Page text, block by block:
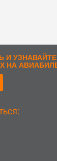
И
НА
тип и версия
какие
и